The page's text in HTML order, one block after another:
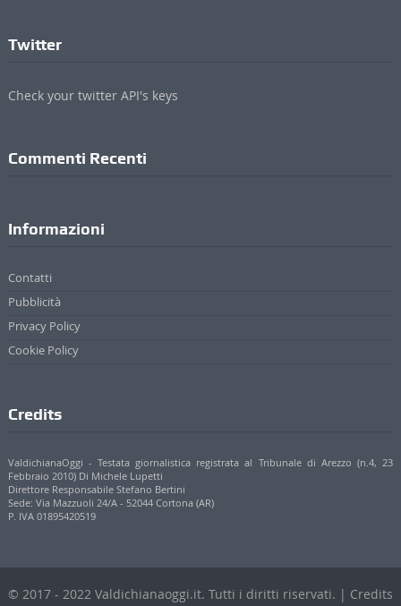
Twitter
Check your twitter API's keys
Commenti Recenti
Informazioni
Contatti
Pubblicità
Privacy Policy
Cookie Policy
Credits
ValdichianaOggi - Testata giornalistica registrata al Tribunale di Arezzo (n.4, 23
Febbraio 2010) Di Michele Lupetti
Direttore Responsabile Stefano Bertini
Sede: Via Mazzuoli 24/A - 52044 Cortona (AR)
P. IVA 01895420519
© 2017 - 2022 Valdichianaoggi.it. Tutti i diritti riservati. | Credits